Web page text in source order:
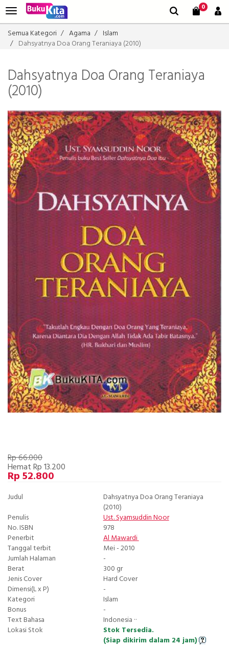
0
Semua Kategori Agama
Islam
Dahsyatnya Doa Orang Teraniaya (2010)
Dahsyatnya Doa Orang Teraniaya
(2010)
Rp 66.000
Hemat Rp 13.200
Rp 52.800
Judul
Dahsyatnya Doa Orang Teraniaya
(2010)
Penulis
Ust. Syamsuddin Noor
No. ISBN
978
Penerbit
Al Mawardi
Tanggal terbit
Mei - 2010
Jumlah Halaman
-
Berat
300 gr
Jenis Cover
Hard Cover
Dimensi(L x P)
-
Kategori
Islam
Bonus
-
Text Bahasa
Indonesia ··
Lokasi Stok
Stok Tersedia.
(Siap dikirim dalam 24 jam)